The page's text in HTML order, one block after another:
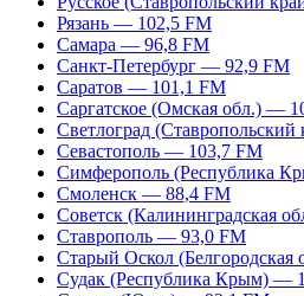
Рязань — 102,5 FM
Самара — 96,8 FM
Санкт-Петербург — 92,9 FM
Саратов — 101,1 FM
Саргатское (Омская обл.) —
Светлоград
Севастополь — 103,7 FM
Симферополь (Республика
Смоленск — 88,4 FM
Советск (Калининградская
Ставрополь — 93,0 FM
Старый Оскол
Судак (Республика Крым) —